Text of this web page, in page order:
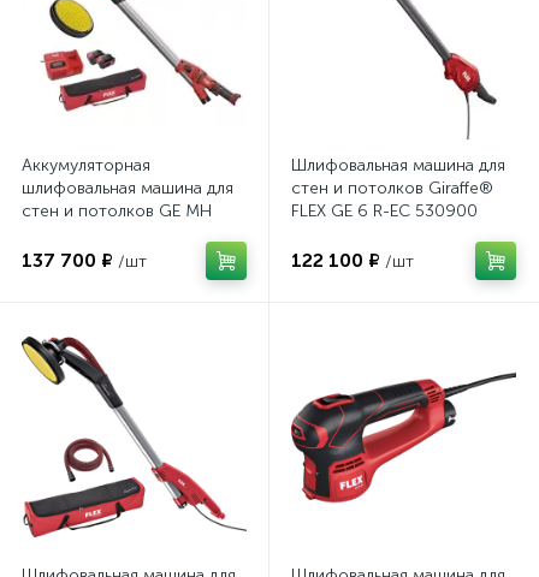
Аккумуляторная
шлифовальная машина для
стен и потолков GE MH
504068
137 700 ₽ /шт
Шлифовальная машина для
стен и потолков Giraffe®
FLEX GE 6 R-EC 530900
122 100 ₽ /шт